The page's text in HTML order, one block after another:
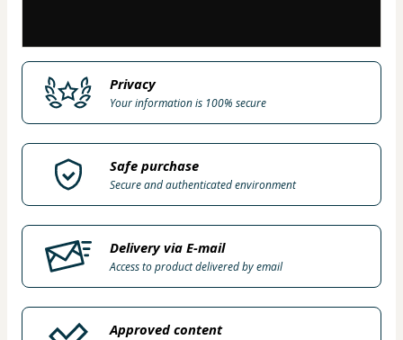
Privacy
Your information is 100% secure
Safe purchase
Secure and authenticated environment
Delivery via E-mail
Access to product delivered by email
Approved content